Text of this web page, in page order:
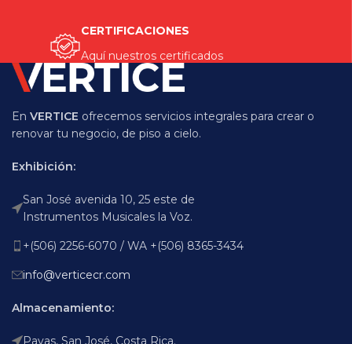
CERTIFICACIONES
Aquí nuestros certificados
En VERTICE ofrecemos servicios integrales para crear o
renovar tu negocio, de piso a cielo.
Exhibición:
San José avenida 10, 25 este de
Instrumentos Musicales la Voz.
+(506) 2256-6070 / WA +(506) 8365-3434
info@verticecr.com
Almacenamiento:
Pavas, San José, Costa Rica.